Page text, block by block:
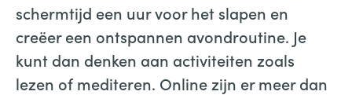
schermtijd een uur voor het slapen en
creëer een ontspannen avondroutine. Je
kunt dan denken aan activiteiten zoals
lezen of mediteren. Online zijn er meer dan